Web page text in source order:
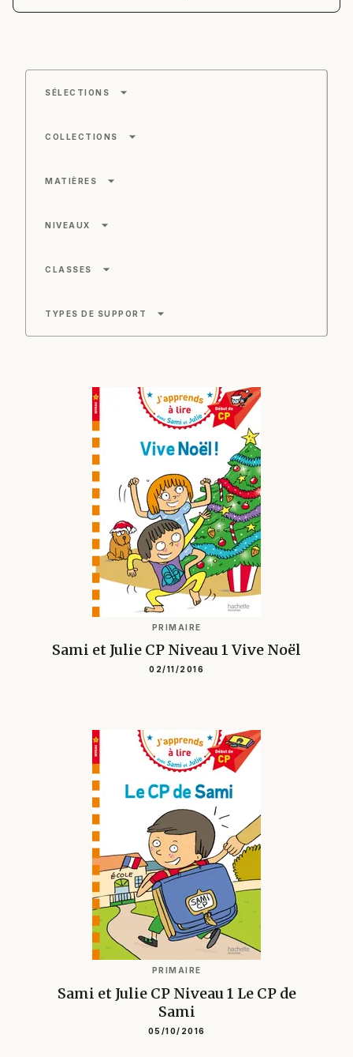
SÉLECTIONS arrow_drop_down
COLLECTIONS arrow_drop_down
MATIÈRES arrow_drop_down
NIVEAUX arrow_drop_down
CLASSES arrow_drop_down
TYPES DE SUPPORT arrow_drop_down
PRIMAIRE
Sami et Julie CP Niveau 1 Vive Noël
02/11/2016
PRIMAIRE
Sami et Julie CP Niveau 1 Le CP de
Sami
05/10/2016